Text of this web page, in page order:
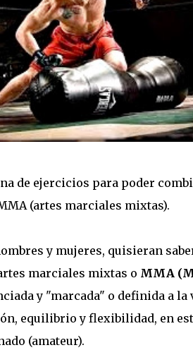
de ejercicios para poder
(artes marciales mixtas).
y mujeres, quisieran
marciales mixtas o MMA
y "marcada" o definida a
equilibrio y flexibilidad, en
(amateur).